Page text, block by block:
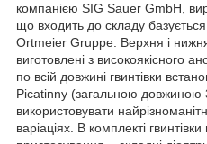
компанією SIG Sauer GmbH,
що входить до складу
Ortmeier Gruppe. Верхня і
виготовлені з високоякісного
по всій довжині гвинтівки
Picatinny (загальною
використовувати
варіаціях. В комплекті